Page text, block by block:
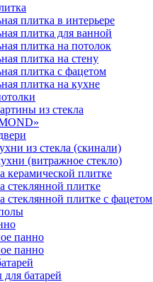
плитка в интерьере
плитка для ванной
плитка на потолок
плитка на стену
плитка с фацетом
плитка на кухне
из стекла
из стекла (скинали)
(витражное стекло)
керамической плитке
стеклянной плитке
стеклянной плитке с фацетом
панно
панно
батарей